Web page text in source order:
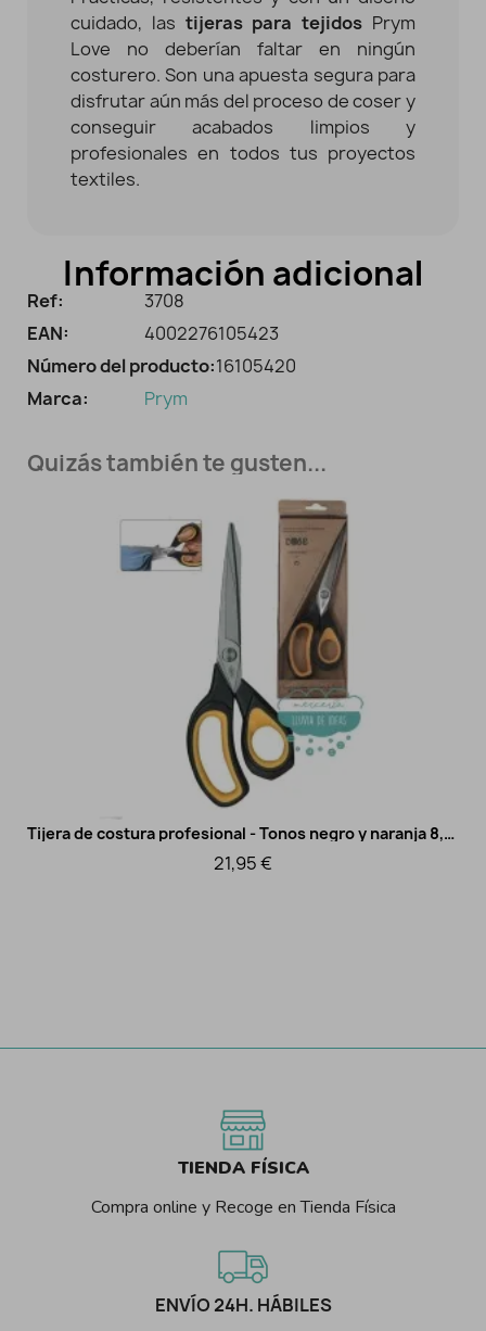
cuidado, las tijeras para tejidos Prym
Love no deberían faltar en ningún
costurero. Son una apuesta segura para
disfrutar aún más del proceso de coser y
conseguir acabados limpios y
profesionales en todos tus proyectos
textiles.
Información adicional
Ref:
3708
EAN:
4002276105423
Número del producto:16105420
Marca:
Prym
Quizás también te gusten...
Vista rápida Tijera de costura profesional - Tonos negro y naranja 8,5" - AGOTADO TEMPORALMENTE
21,95 €
TIENDA FÍSICA
Compra online y Recoge en Tienda Física
ENVÍO 24H. HÁBILES